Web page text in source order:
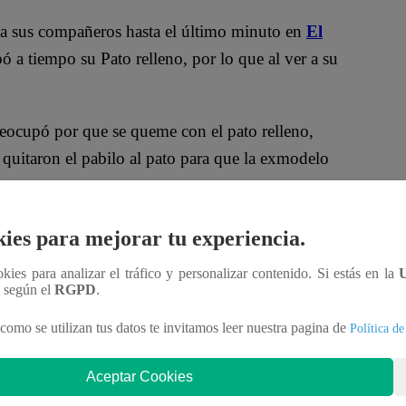
compañeros hasta el último minuto en El
a tiempo su Pato relleno, por lo que al ver a su
por que se queme con el pato relleno,
el pabilo al pato para que la exmodelo
Mónica Zevallos y Gino Pesaressi
se
a la Final del concurso. Ellos deberán
problemas. Esta noche, uno de ellos dejará para
culinario.
para mejorar tu experiencia.
para analizar el tráfico y personalizar contenido. Si estás en la
según el RGPD.
se utilizan tus datos te invitamos leer nuestra pagina de Política
Aceptar Cookies